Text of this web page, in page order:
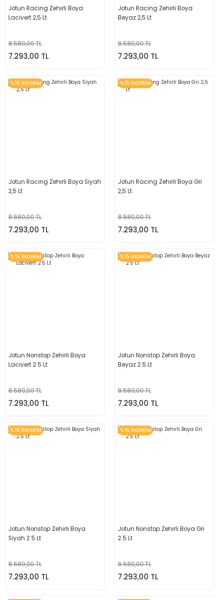
Jotun Racing Zehirli Boya
Lacivert 2,5 Lt
8.580,00 TL
7.293,00 TL
Jotun Racing Zehirli Boya
Beyaz 2,5 Lt
8.580,00 TL
7.293,00 TL
%15 İNDİRİM
Jotun Racing Zehirli Boya Siyah
2,5 Lt
8.580,00 TL
7.293,00 TL
%15 İNDİRİM
Jotun Racing Zehirli Boya Gri
2,5 Lt
8.580,00 TL
7.293,00 TL
%15 İNDİRİM
Jotun Nonstop Zehirli Boya
Lacivert 2.5 Lt
8.580,00 TL
7.293,00 TL
%15 İNDİRİM
Jotun Nonstop Zehirli Boya
Beyaz 2.5 Lt
8.580,00 TL
7.293,00 TL
%15 İNDİRİM
Jotun Nonstop Zehirli Boya
Siyah 2.5 Lt
8.580,00 TL
7.293,00 TL
%15 İNDİRİM
Jotun Nonstop Zehirli Boya Gri
2.5 Lt
8.580,00 TL
7.293,00 TL